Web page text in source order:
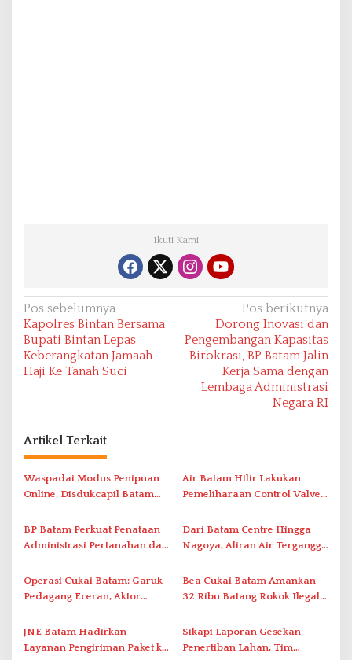
Ikuti Kami
N
a
v
i
s
i
p
s
Pos sebelumnya
Kapolres Bintan Bersama
Bupati Bintan Lepas
Keberangkatan Jamaah
Haji Ke Tanah Suci
Pos berikutnya
Dorong Inovasi dan
Pengembangan Kapasitas
Birokrasi, BP Batam Jalin
Kerja Sama dengan
Lembaga Administrasi
Negara RI
Artikel Terkait
Waspadai Modus Penipuan
Online, Disdukcapil Batam
Tatap Muka
Air Batam Hilir Lakukan
Pemeliharaan Control Valve,
BP Batam Perkuat Penataan
Administrasi Pertanahan dan
Dari Batam Centre Hingga
Nagoya, Aliran Air Terganggu
Duriangkang
Operasi Cukai Batam: Garuk
Pedagang Eceran, Aktor
Tersentuh?
Bea Cukai Batam Amankan
32 Ribu Batang Rokok Ilegal
JNE Batam Hadirkan
Layanan Pengiriman Paket ke
Sikapi Laporan Gesekan
Penertiban Lahan, Tim